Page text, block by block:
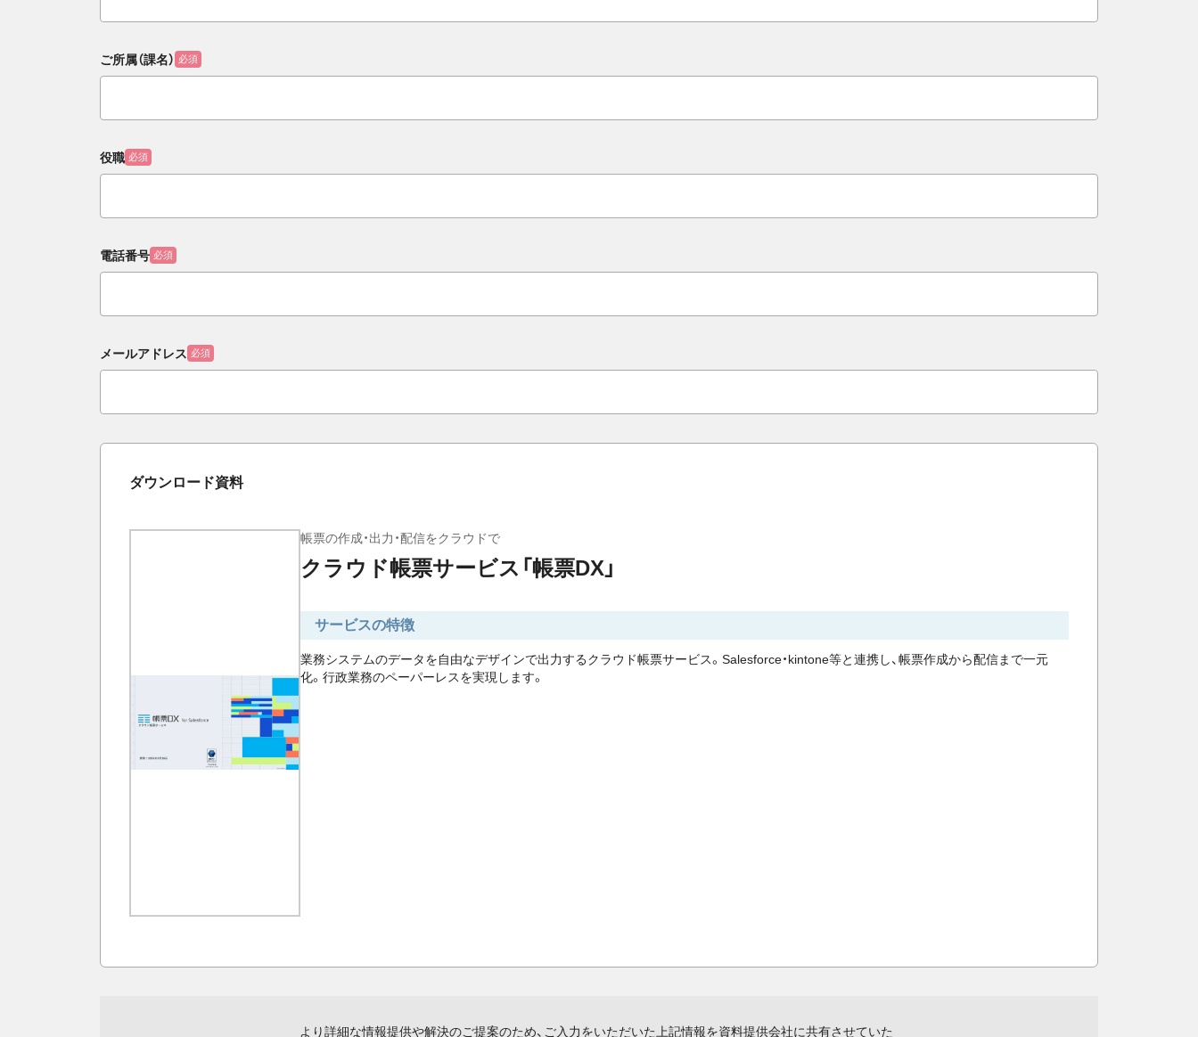
ご所属（課名） 必須
役職 必須
電話番号 必須
メールアドレス 必須
ダウンロード資料
帳票の作成・出力・配信をクラウドで
クラウド帳票サービス「帳票DX」
サービスの特徴
業務システムのデータを自由なデザインで出力するクラウド帳票サービス。Salesforce・kintone等と連携し、帳票作成から配信まで一元
化。行政業務のペーパーレスを実現します。
より詳細な情報提供や解決のご提案のため、ご入力をいただいた上記情報を資料提供会社に共有させていた